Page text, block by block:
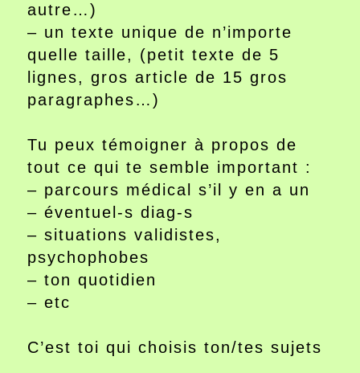
autre…)
– un texte unique de n’importe
quelle taille, (petit texte de 5
lignes, gros article de 15 gros
paragraphes…)
Tu peux témoigner à propos de
tout ce qui te semble important :
– parcours médical s’il y en a un
– éventuel-s diag-s
– situations validistes,
psychophobes
– ton quotidien
– etc
C’est toi qui choisis ton/tes sujets